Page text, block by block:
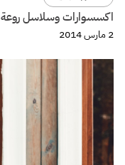
اكسسوارات وسلاسل روعة
2 مارس 2014